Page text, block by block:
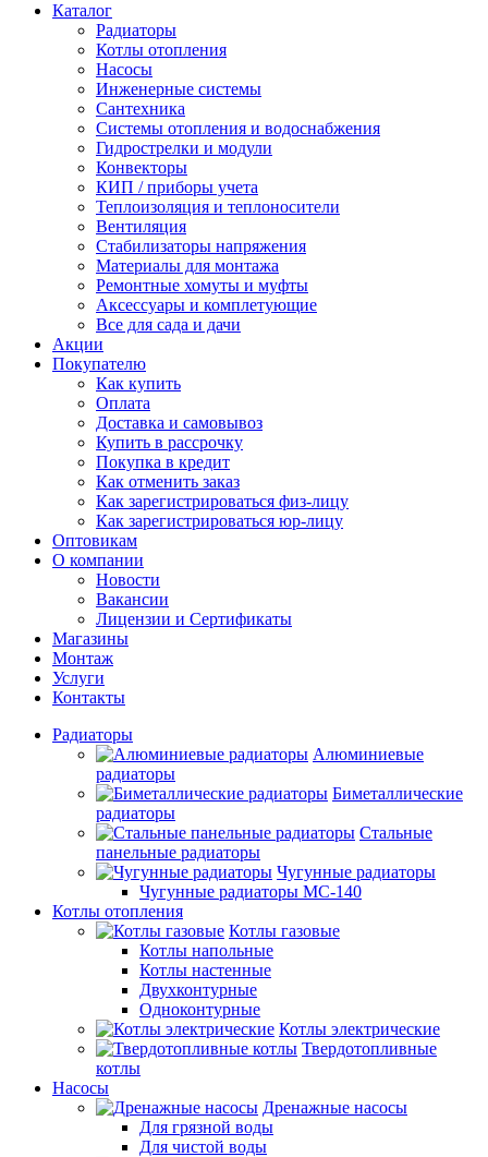
Каталог
Радиаторы
Котлы отопления
Насосы
Инженерные системы
Сантехника
Системы отопления и водоснабжения
Гидрострелки и модули
Конвекторы
КИП / приборы учета
Теплоизоляция и теплоносители
Вентиляция
Стабилизаторы напряжения
Материалы для монтажа
Ремонтные хомуты и муфты
Аксессуары и комплетующие
Все для сада и дачи
Акции
Покупателю
Как купить
Оплата
Доставка и самовывоз
Купить в рассрочку
Покупка в кредит
Как отменить заказ
Как зарегистрироваться физ-лицу
Как зарегистрироваться юр-лицу
Оптовикам
О компании
Новости
Вакансии
Лицензии и Сертификаты
Магазины
Монтаж
Услуги
Контакты
Радиаторы
Алюминиевые
радиаторы
Биметаллические
радиаторы
Стальные
панельные радиаторы
Чугунные радиаторы
Чугунные радиаторы МС-140
Котлы отопления
Котлы газовые
Котлы напольные
Котлы настенные
Двухконтурные
Одноконтурные
Котлы электрические
Твердотопливные
котлы
Насосы
Дренажные насосы
Для грязной воды
Для чистой воды